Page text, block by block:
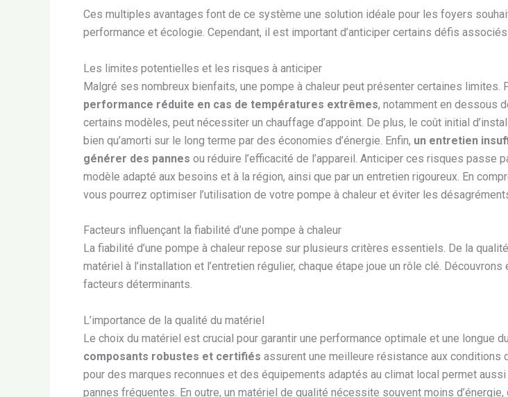
Ces multiples avantages font de ce système une solution idéale pour les foyers
performance et écologie. Cependant, il est important d’anticiper certains défis
Les limites potentielles et les risques à anticiper
Malgré ses nombreux bienfaits, une pompe à chaleur peut présenter certaines limites.
performance réduite en cas de températures extrêmes, notamment en dessous
certains modèles, peut nécessiter un chauffage d’appoint. De plus, le coût initial
bien qu’amorti sur le long terme par des économies d’énergie. Enfin, un entretien
générer des pannes ou réduire l’efficacité de l’appareil. Anticiper ces risques passe
modèle adapté aux besoins et à la région, ainsi que par un entretien rigoureux. En
vous pourrez optimiser l’utilisation de votre pompe à chaleur et éviter les
Facteurs influençant la fiabilité d’une pompe à chaleur
La fiabilité d’une pompe à chaleur repose sur plusieurs critères essentiels. De la
matériel à l’installation et l’entretien régulier, chaque étape joue un rôle clé.
facteurs déterminants.
L’importance de la qualité du matériel
Le choix du matériel est crucial pour garantir une performance optimale et une longue
composants robustes et certifiés assurent une meilleure résistance aux conditions
pour des marques reconnues et des équipements adaptés au climat local permet aussi
pannes fréquentes. En outre, un matériel de qualité nécessite souvent moins